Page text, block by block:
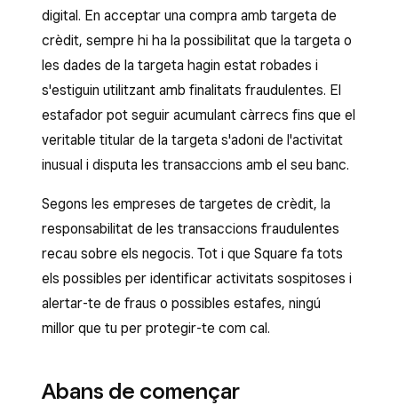
digital. En acceptar una compra amb targeta de
crèdit, sempre hi ha la possibilitat que la targeta o
les dades de la targeta hagin estat robades i
s'estiguin utilitzant amb finalitats fraudulentes. El
estafador pot seguir acumulant càrrecs fins que el
veritable titular de la targeta s'adoni de l'activitat
inusual i disputa les transaccions amb el seu banc.
Segons les empreses de targetes de crèdit, la
responsabilitat de les transaccions fraudulentes
recau sobre els negocis. Tot i que Square fa tots
els possibles per identificar activitats sospitoses i
alertar-te de fraus o possibles estafes, ningú
millor que tu per protegir-te com cal.
Abans de començar